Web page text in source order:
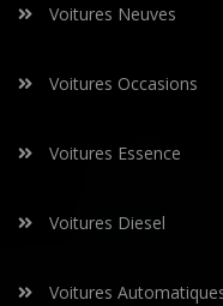
Voitures Neuves
Voitures Occasions
Voitures Essence
Voitures Diesel
Voitures